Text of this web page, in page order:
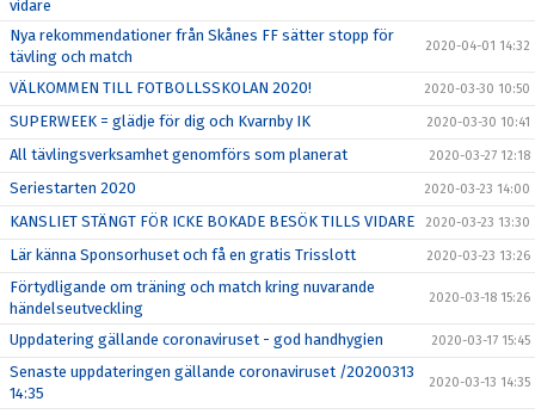
vidare
Nya rekommendationer från Skånes FF sätter stopp för
tävling och match
2020-04-01 14:32
VÄLKOMMEN TILL FOTBOLLSSKOLAN 2020! 2020-03-30 10:50
SUPERWEEK = glädje för dig och Kvarnby IK 2020-03-30 10:41
All tävlingsverksamhet genomförs som planerat 2020-03-27 12:18
Seriestarten 2020 2020-03-23 14:00
KANSLIET STÄNGT FÖR ICKE BOKADE BESÖK TILLS VIDARE 2020-03-23 13:30
Lär känna Sponsorhuset och få en gratis Trisslott 2020-03-23 13:26
Förtydligande om träning och match kring nuvarande
händelseutveckling
2020-03-18 15:26
Uppdatering gällande coronaviruset - god handhygien 2020-03-17 15:45
Senaste uppdateringen gällande coronaviruset /20200313
14:35
2020-03-13 14:35